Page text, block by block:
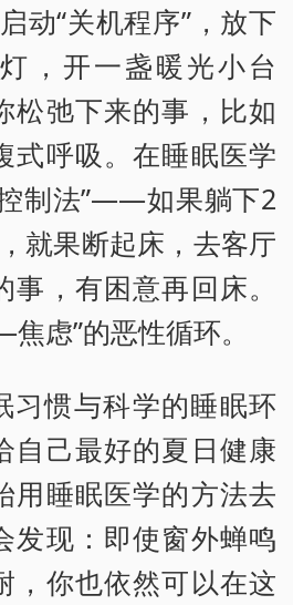
动“关机程序”，放下
，开一盏暖光小台
松弛下来的事，比如
式呼吸。在睡眠医学
制法”——如果躺下2
就果断起床，去客厅
，有困意再回床。
虑”的恶性循环。
习惯与科学的睡眠环
自己最好的夏日健康
用睡眠医学的方法去
发现：即使窗外蝉鸣
，你也依然可以在这